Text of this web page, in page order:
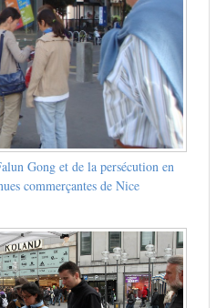
Gong et de la persécution en
commerçantes de Nice